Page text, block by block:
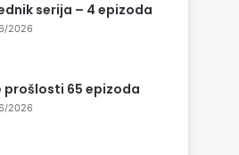
serija – 4 epizoda
2026
prošlosti 65 epizoda
2026